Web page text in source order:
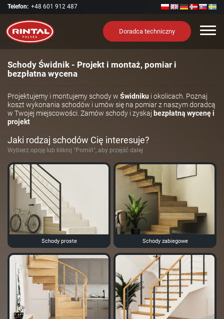
Telefon: +48 601 912 487
Doradca techniczny
Schody Świdnik - Projekt i montaż, pomiar i
bezpłatna wycena
Projektujemy i montujemy schody w Świdniku i okolicach. Poznaj
koszt wykonania schodów i umów się na pomiar z naszym doradcą
w Twojej miejscowości. Zamów schody i zyskaj bezpłatną wycenę i
projekt
Jaki rodzaj schodów Cię interesuje?
Wybierz opcję lub kliknij "Pomiń", aby przejść dalej
Schody proste Schody zabiegowe